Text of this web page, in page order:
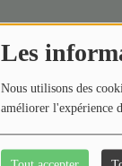
Les
Nous utilisons des
améliorer l'expérience